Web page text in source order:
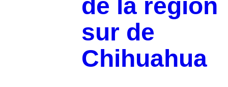
de la región
sur de
Chihuahua